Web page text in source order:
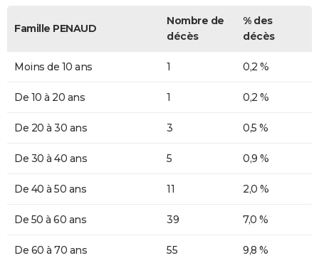
Famille PENAUD
Nombre de
décès
% des
décès
Moins de 10 ans 1 0,2 %
De 10 à 20 ans 1 0,2 %
De 20 à 30 ans 3 0,5 %
De 30 à 40 ans 5 0,9 %
De 40 à 50 ans 11 2,0 %
De 50 à 60 ans 39 7,0 %
De 60 à 70 ans 55 9,8 %